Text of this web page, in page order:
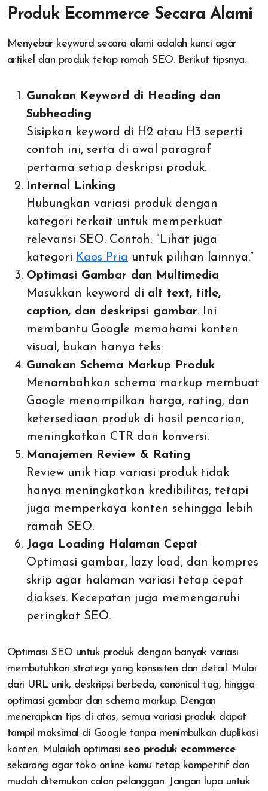
Produk Ecommerce Secara Alami
Menyebar keyword secara alami adalah kunci agar
artikel dan produk tetap ramah SEO. Berikut tipsnya:
Gunakan Keyword di Heading dan
Subheading
Sisipkan keyword di H2 atau H3 seperti
contoh ini, serta di awal paragraf
pertama setiap deskripsi produk.
Internal Linking
Hubungkan variasi produk dengan
kategori terkait untuk memperkuat
relevansi SEO. Contoh: “Lihat juga
kategori Kaos Pria untuk pilihan lainnya.”
Optimasi Gambar dan Multimedia
Masukkan keyword di alt text, title,
caption, dan deskripsi gambar. Ini
membantu Google memahami konten
visual, bukan hanya teks.
Gunakan Schema Markup Produk
Menambahkan schema markup membuat
Google menampilkan harga, rating, dan
ketersediaan produk di hasil pencarian,
meningkatkan CTR dan konversi.
Manajemen Review & Rating
Review unik tiap variasi produk tidak
hanya meningkatkan kredibilitas, tetapi
juga memperkaya konten sehingga lebih
ramah SEO.
Jaga Loading Halaman Cepat
Optimasi gambar, lazy load, dan kompres
skrip agar halaman variasi tetap cepat
diakses. Kecepatan juga memengaruhi
peringkat SEO.
Optimasi SEO untuk produk dengan banyak variasi
membutuhkan strategi yang konsisten dan detail. Mulai
dari URL unik, deskripsi berbeda, canonical tag, hingga
optimasi gambar dan schema markup. Dengan
menerapkan tips di atas, semua variasi produk dapat
tampil maksimal di Google tanpa menimbulkan duplikasi
konten. Mulailah optimasi seo produk ecommerce
sekarang agar toko online kamu tetap kompetitif dan
mudah ditemukan calon pelanggan. Jangan lupa untuk